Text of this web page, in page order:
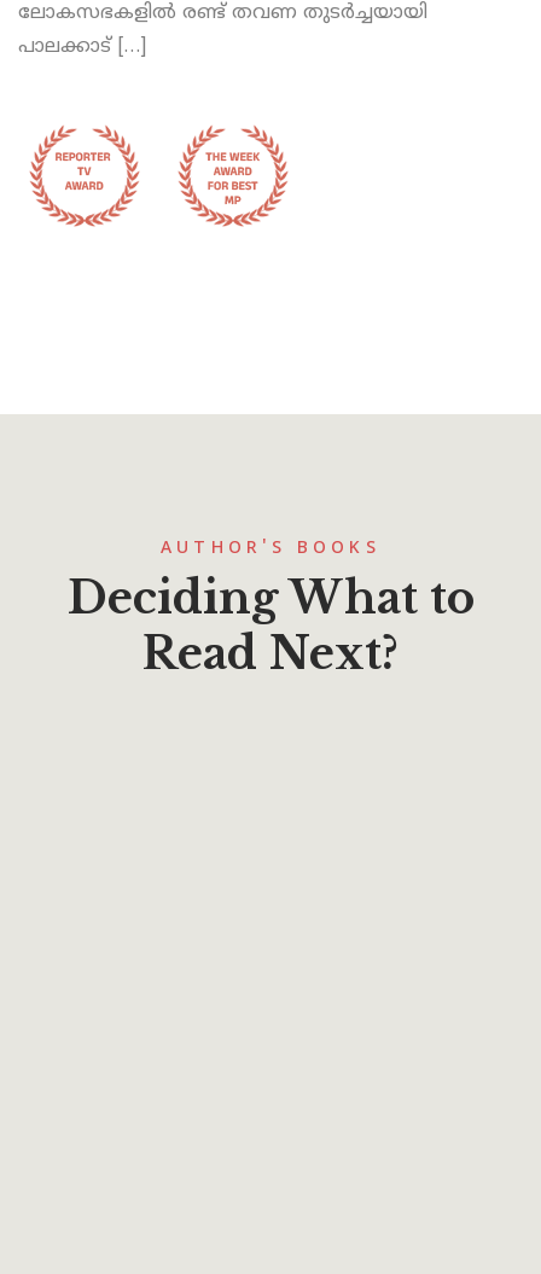
ലോകസഭകളിൽ രണ്ട് തവണ തുടർച്ചയായി
പാലക്കാട് […]
AUTHOR'S BOOKS
Deciding What to
Read Next?